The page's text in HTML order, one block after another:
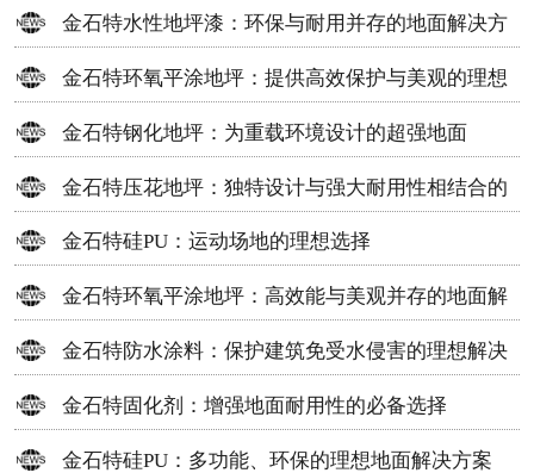
金石特水性地坪漆：环保与耐用并存的地面解决方
案
金石特环氧平涂地坪：提供高效保护与美观的理想
选择
金石特钢化地坪：为重载环境设计的超强地面
金石特压花地坪：独特设计与强大耐用性相结合的
地面材料
金石特硅PU：运动场地的理想选择
金石特环氧平涂地坪：高效能与美观并存的地面解
决方案
金石特防水涂料：保护建筑免受水侵害的理想解决
方案
金石特固化剂：增强地面耐用性的必备选择
金石特硅PU：多功能、环保的理想地面解决方案